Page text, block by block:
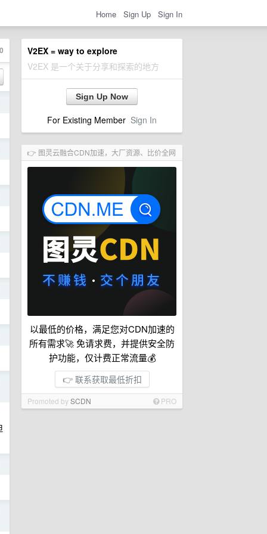
Home Sign Up Sign In
V2EX = way to explore
V2EX 是一个关于分享和探索的地方
Sign Up Now
For Existing Member Sign In
👉 图灵云融合CDN加速，大厂资源、比价全网
以最低的价格，满足您对CDN加速的
所有需求🚀 免请求费，并提供安全防
护功能，仅计费正常流量💰
👉 联系获取最低折扣
Promoted bySCDN PRO